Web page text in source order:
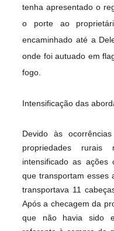
tenha apresentado o
o porte ao
encaminhado até a
onde foi autuado em
fogo.
Intensificação das
Devido às
propriedades
intensificado as ações
que transportam esses
transportava 11
Após a checagem da
que não havia sido